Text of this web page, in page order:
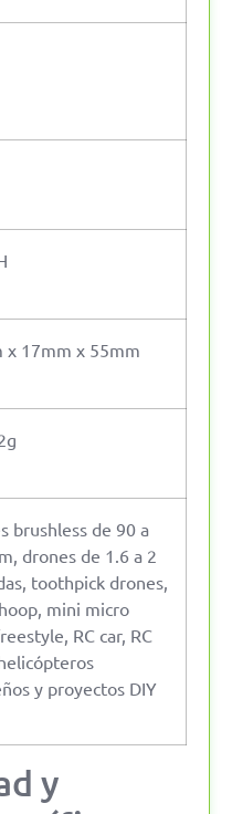
x 17mm x 55mm
brushless de 90 a
drones de 1.6 a 2
toothpick drones,
mini micro
RC car, RC
y proyectos DIY
y